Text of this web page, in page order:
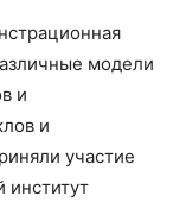
модели
и
и
участие